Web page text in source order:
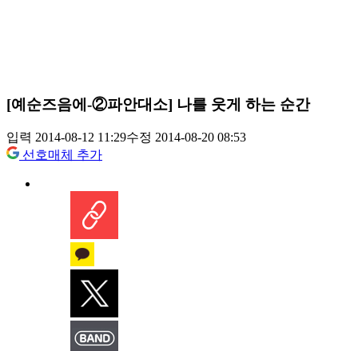
[예순즈음에-②파안대소] 나를 웃게 하는 순간
입력 2014-08-12 11:29수정 2014-08-20 08:53
선호매체 추가